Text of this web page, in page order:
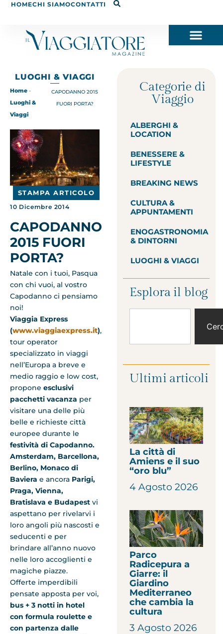
HOMECHI SIAMOCONTATTI
LUOGHI & VIAGGI
Home -
Luoghi &
Viaggi
CAPODANNO 2015
FUORI PORTA?
STAMPA ARTICOLO
10 Dicembre 2014
CAPODANNO
2015 FUORI
PORTA?
Natale con i tuoi, Pasqua
con chi vuoi, al vostro
Capodanno ci pensiamo
noi!
Viaggia Express
(www.viaggiaexpress.it),
tour operator
specializzato in viaggi
nell’Europa a breve e
medio raggio e low cost,
propone esclusivi
pacchetti vacanza per
visitare una delle più
belle e richieste città
europee durante le
festività di Capodanno.
Amsterdam, Barcellona,
Berlino, Monaco di
Baviera e ancora Parigi,
Praga, Vienna,
Bratislava e Budapest vi
aspettano per rivelarvi i
loro angoli più nascosti e
seducenti e per
brindare all’anno nuovo
nelle loro accoglienti e
magiche piazze.
Offerte imperdibili
pensate apposta per voi,
bus + 3 notti in hotel
con formula roulette e
con partenza dalle
Categorie di
Viaggio
ALBERGHI &
LOCATION
BENESSERE &
LIFESTYLE
BREAKING NEWS
CULTURA &
APPUNTAMENTI
ENOGASTRONOMIA
& DINTORNI
LUOGHI & VIAGGI
Esplora il blog
Ultimi articoli
La città di
Amiens e il suo
“oro blu”
4 Agosto 2026
Parco
Radicepura a
Giarre: il
Giardino
Mediterraneo
che cambia la
cultura
3 Agosto 2026